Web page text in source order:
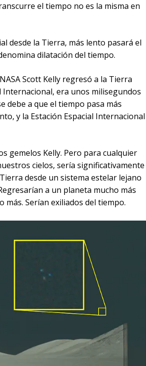
el tiempo no es la misma en
desde la Tierra, más lento pasará el
dilatación del tiempo.
Scott Kelly regresó a la Tierra
Internacional, era unos milisegundos
debe a que el tiempo pasa más
y la Estación Espacial Internacional
gemelos Kelly. Pero para cualquier
cielos, sería significativamente
desde un sistema estelar lejano
a un planeta mucho más
más. Serían exiliados del tiempo.